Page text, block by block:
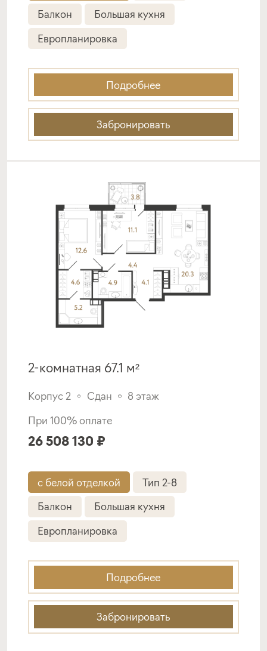
Балкон
Большая кухня
Европланировка
Подробнее
Забронировать
2-комнатная 67.1 м²
Корпус 2 Сдан
8 этаж
При 100% оплате
26 508 130 ₽
с белой отделкой
Тип 2-8
Балкон
Большая кухня
Европланировка
Подробнее
Забронировать